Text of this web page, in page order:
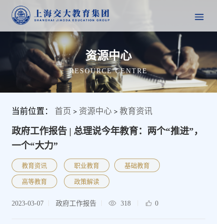
资源中心
RESOURCE CENTRE
当前位置： 首页 > 资源中心 > 教育资讯
政府工作报告 | 总理说今年教育：两个“推进”，
一个“大力”
教育资讯 职业教育
基础教育
高等教育
政策解读
2023-03-07 政府工作报告 318 0